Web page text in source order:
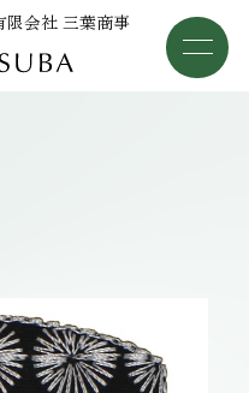
限会社 三葉商事